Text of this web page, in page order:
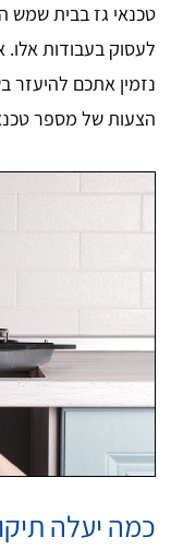
טכנאי גז בבית שמש
לעסוק בעבודות
נזמין אתכם להיעזר
הצעות של מספר
כמה יעלה